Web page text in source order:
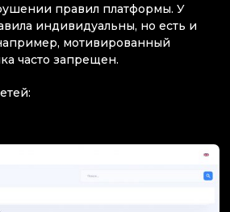
правил платформы. У
индивидуальны, но есть и
мотивированный
часто запрещен.